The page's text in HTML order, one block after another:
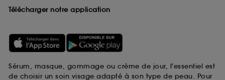
Télécharger notre application
Sérum, masque, gommage ou crème de jour, l'essentiel est
de choisir un soin visage adapté à son type de peau. Pour